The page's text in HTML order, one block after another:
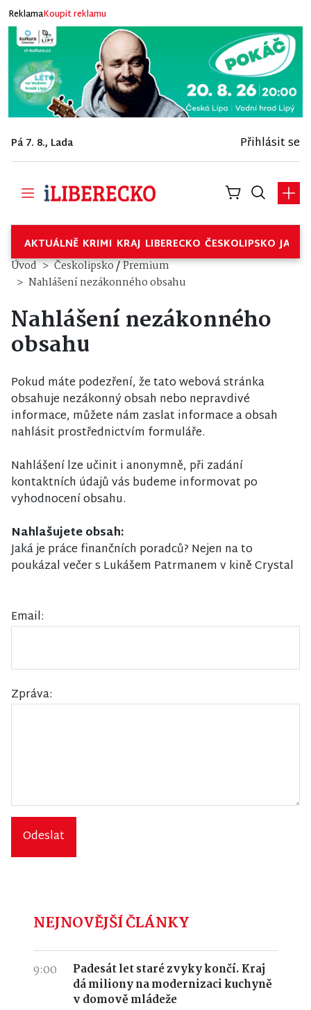
ReklamaKoupit reklamu
Pá 7. 8., Lada Přihlásit se
AKTUÁLNĚ KRIMI KRAJ LIBERECKO ČESKOLIPSKO
Úvod Českolipsko/Premium
Nahlášení nezákonného obsahu
Nahlášení nezákonného
obsahu
Pokud máte podezření, že tato webová stránka
obsahuje nezákonný obsah nebo nepravdivé
informace, můžete nám zaslat informace a obsah
nahlásit prostřednictvím formuláře.
Nahlášení lze učinit i anonymně, při zadání
kontaktních údajů vás budeme informovat po
vyhodnocení obsahu.
Nahlašujete obsah:
Jaká je práce finančních poradců? Nejen na to
poukázal večer s Lukášem Patrmanem v kině Crystal
Email:
Zpráva:
Odeslat
NEJNOVĚJŠÍ ČLÁNKY
9:00
Padesát let staré zvyky končí. Kraj
dá miliony na modernizaci kuchyně
v domově mládeže